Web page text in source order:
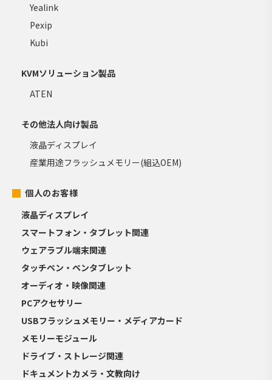
Yealink
Pexip
Kubi
KVMソリューション製品
ATEN
その他法人向け製品
液晶ディスプレイ
産業用途フラッシュメモリー(組込OEM)
個人のお客様
液晶ディスプレイ
スマートフォン・タブレット関連
ウェアラブル端末関連
タッチペン・ペンタブレット
オーディオ・映像関連
PCアクセサリー
USBフラッシュメモリー・メディアカード
メモリーモジュール
ドライブ・ストレージ関連
ドキュメントカメラ・文教向け